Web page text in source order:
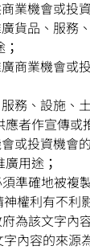
業機會或投
貨品、服務
商業機會或
務、設施、
應者作宣傳或
或投資機會
用途；
準確地被複
權利有不利
為該文字內
內容的來源